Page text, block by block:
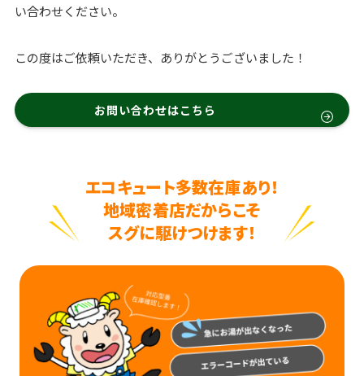
い合わせください。
この度はご依頼いただき、ありがとうございました！
お問い合わせはこちら
エコキュート多数在庫あり！
地域密着店だからこそ
スグに駆けつけます！